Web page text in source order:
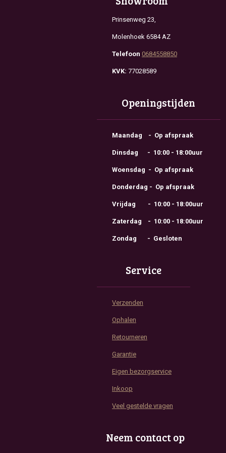
Prinsenweg 23,
Molenhoek 6584 AZ
Telefoon 0684558850
KVK: 77028589
Openingstijden
Maandag - Op afspraak
Dinsdag - 10:00 - 18:00uur
Woensdag - Op afspraak
Donderdag - Op afspraak
Vrijdag - 10:00 - 18:00uur
Zaterdag - 10:00 - 18:00uur
Zondag - Gesloten
Service
Verzenden
Ophalen
Retourneren
Garantie
Eigen bezorgservice
Inkoop
Veel gestelde vragen
Neem contact op